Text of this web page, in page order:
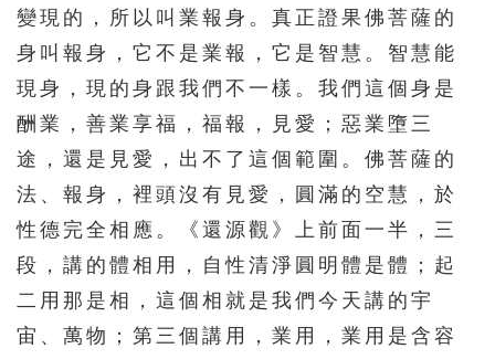
變現的，所以叫業報身。真正證果佛菩薩的
身叫報身，它不是業報，它是智慧。智慧能
現身，現的身跟我們不一樣。我們這個身是
酬業，善業享福，福報，見愛；惡業墮三
途，還是見愛，出不了這個範圍。佛菩薩的
法、報身，裡頭沒有見愛，圓滿的空慧，於
性德完全相應。《還源觀》上前面一半，三
段，講的體相用，自性清淨圓明體是體；起
二用那是相，這個相就是我們今天講的宇
宙、萬物；第三個講用，業用，業用是含容